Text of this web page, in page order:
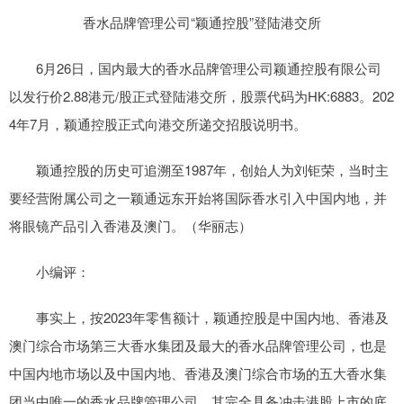
香水品牌管理公司“颖通控股”登陆港交所
6月26日，国内最大的香水品牌管理公司颖通控股有限公司
以发行价2.88港元/股正式登陆港交所，股票代码为HK:6883。202
4年7月，颖通控股正式向港交所递交招股说明书。
颖通控股的历史可追溯至1987年，创始人为刘钜荣，当时主
要经营附属公司之一颖通远东开始将国际香水引入中国内地，并
将眼镜产品引入香港及澳门。（华丽志）
小编评：
事实上，按2023年零售额计，颖通控股是中国内地、香港及
澳门综合市场第三大香水集团及最大的香水品牌管理公司，也是
中国内地市场以及中国内地、香港及澳门综合市场的五大香水集